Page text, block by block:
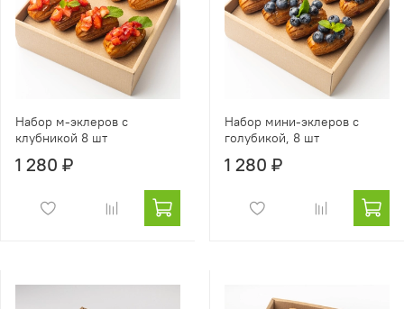
Набор м-эклеров с
клубникой 8 шт
1 280 ₽
Набор мини-эклеров с
голубикой, 8 шт
1 280 ₽